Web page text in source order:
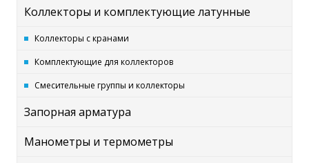
Коллекторы и комплектующие латунные
Коллекторы с кранами
Комплектующие для коллекторов
Смесительные группы и коллекторы
Запорная арматура
Манометры и термометры